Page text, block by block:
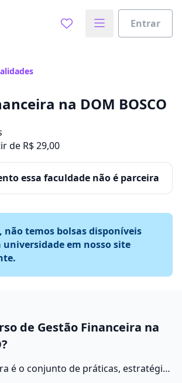
Entrar
na DOM BOSCO
de R$ 29,00
essa faculdade não é parceira
não temos bolsas disponíveis
universidade em nosso site
de Gestão Financeira na
é o conjunto de práticas, estratégias